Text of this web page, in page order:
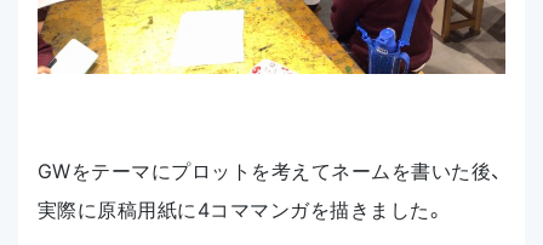
GWをテーマにプロットを考えてネームを書いた後、
実際に原稿用紙に4コママンガを描きました。